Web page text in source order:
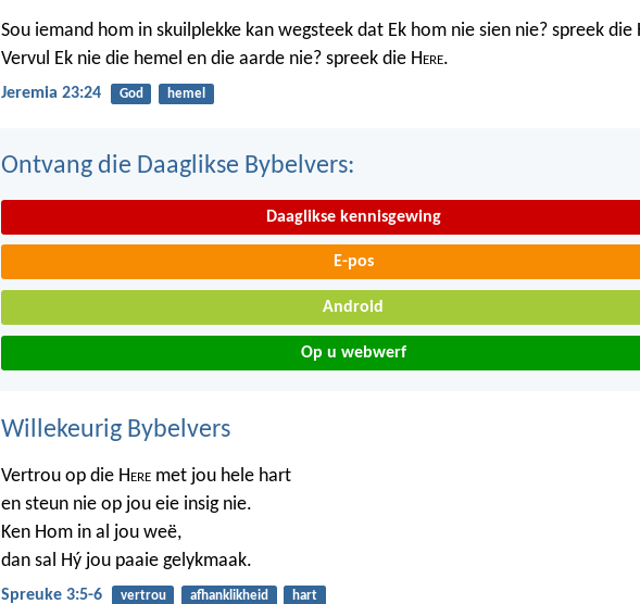
Sou iemand hom in skuilplekke kan wegsteek dat Ek hom nie sien nie? spreek die
Vervul Ek nie die hemel en die aarde nie? spreek die Here.
Jeremia 23:24 God hemel
Ontvang die Daaglikse Bybelvers:
Daaglikse kennisgewing
E-pos
Android
Op u webwerf
Willekeurig Bybelvers
Vertrou op die Here met jou hele hart
en steun nie op jou eie insig nie.
Ken Hom in al jou weë,
dan sal Hý jou paaie gelykmaak.
Spreuke 3:5-6 vertrou afhanklikheid hart